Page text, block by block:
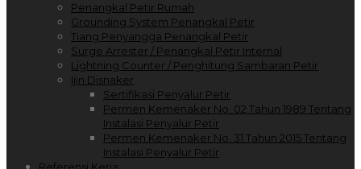
Penangkal Petir Rumah
Grounding System Penangkal Petir
Tiang Penyangga Penangkal Petir
Surge Arrester / Penangkal Petir Internal
Lightning Counter / Penghitung Sambaran Petir
Ijin Disnaker
Sertifikasi Penyalur Petir
Permen Kemenaker No. 02 Tahun 1989 Tentang
Instalasi Penyalur Petir
Permen Kemenaker No. 31 Tahun 2015 Tentang
Instalasi Penyalur Petir